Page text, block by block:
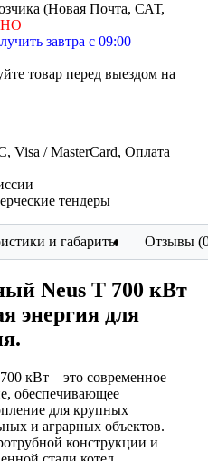
(Новая Почта, САТ,
завтра с 09:00 —
товар перед выездом на
Visa / MasterCard, Оплата
тендеры
и габариты Отзывы
Neus T 700 кВт
энергия для
кВт – это современное
обеспечивающее
для крупных
и аграрных объектов.
конструкции и